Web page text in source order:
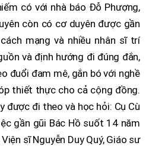
có với nhà báo Đỗ Phượng,
còn có cơ duyên được gần
mạng và nhiều nhân sĩ trí
và định hướng đi đúng đắn,
đuổi đam mê, gắn bó với nghề
thiết thực cho cả cộng đồng.
được đi theo và học hỏi: Cụ Cù
gần gũi Bác Hồ suốt 14 năm
sĩ Nguyễn Duy Quý, Giáo sư